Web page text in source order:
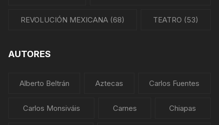
REVOLUCIÓN MEXICANA (68) TEATRO (53)
AUTORES
Alberto Beltrán Aztecas Carlos Fuentes
Carlos Monsiváis Carnes Chiapas